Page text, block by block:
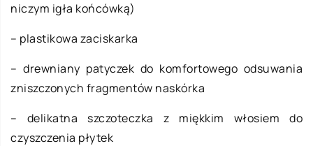
niczym igła końcówką)
– plastikowa zaciskarka
– drewniany patyczek do komfortowego odsuwania
zniszczonych fragmentów naskórka
– delikatna szczoteczka z miękkim włosiem do
czyszczenia płytek